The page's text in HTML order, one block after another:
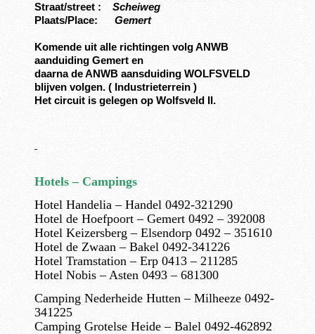
Straat/street : Scheiweg
Plaats/Place: Gemert
Komende uit alle richtingen volg ANWB
aanduiding Gemert en
daarna de ANWB aansduiding WOLFSVELD
blijven volgen. ( Industrieterrein )
Het circuit is gelegen op Wolfsveld II.
Hotels – Campings
Hotel Handelia – Handel 0492-321290
Hotel de Hoefpoort– Gemert 0492 – 392008
Hotel Keizersberg – Elsendorp 0492 – 351610
Hotel de Zwaan – Bakel 0492-341226
Hotel Tramstation – Erp 0413 – 211285
Hotel Nobis– Asten 0493 – 681300
Camping Nederheide Hutten – Milheeze 0492-
341225
Camping Grotelse Heide – Balel 0492-462892